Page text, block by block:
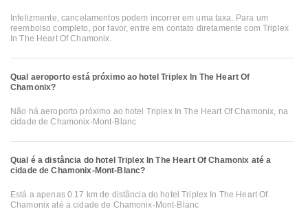
Infelizmente, cancelamentos podem incorrer em uma taxa. Para um
reembolso completo, por favor, entre em contato diretamente com Triplex
In The Heart Of Chamonix.
Qual aeroporto está próximo ao hotel Triplex In The Heart Of
Chamonix?
Não há aeroporto próximo ao hotel Triplex In The Heart Of Chamonix, na
cidade de Chamonix-Mont-Blanc
Qual é a distância do hotel Triplex In The Heart Of Chamonix até a
cidade de Chamonix-Mont-Blanc?
Está a apenas 0.17 km de distância do hotel Triplex In The Heart Of
Chamonix até a cidade de Chamonix-Mont-Blanc